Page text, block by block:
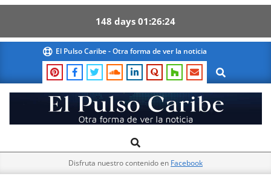
148 days 01 26 24
content
El Pulso Caribe - Otra forma de ver la noticia
Search
El
Pulso
Navigation
Search
Disfruta nuestro contenido en Facebook